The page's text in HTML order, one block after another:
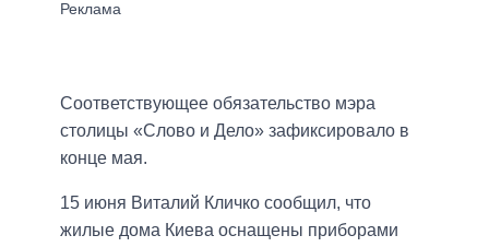
Соответствующее обязательство мэра
столицы «Слово и Дело» зафиксировало в
конце мая.
15 июня Виталий Кличко сообщил, что
жилые дома Киева оснащены приборами